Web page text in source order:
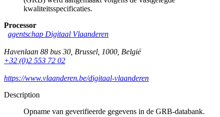
kwaliteitsspecificaties.
Processor
agentschap Digitaal Vlaanderen
Havenlaan 88 bus 30 Brussel 1000 België
+32 (0)2 553 72 02
https://www.vlaanderen.be/digitaal-vlaanderen
Description
Opname van geverifieerde gegevens in de GRB-databank.